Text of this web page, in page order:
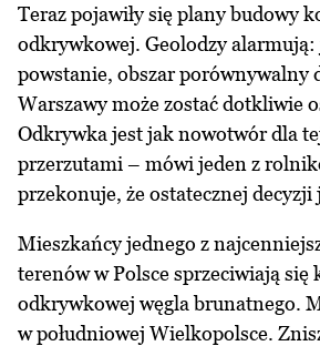
Teraz pojawiły się plany budowy
odkrywkowej. Geolodzy
powstanie, obszar porównywalny
Warszawy może zostać dotkliwie
Odkrywka jest jak nowotwór dla
przerzutami – mówi jeden z
przekonuje, że ostatecznej decyzji
Mieszkańcy jednego z
terenów w Polsce sprzeciwiają się
odkrywkowej węgla brunatnego.
w południowej Wielkopolsce.